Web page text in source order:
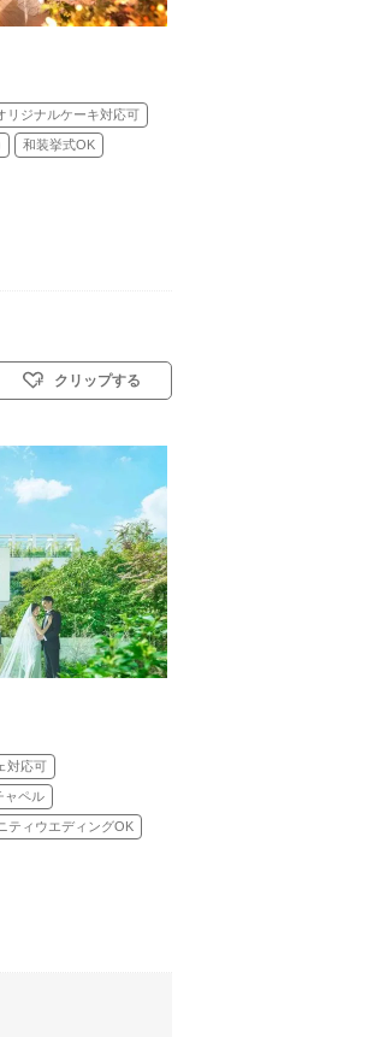
リジナルケーキ対応可
和装挙式OK
和装人前式
クリップする
対応可
ャペル
ティウエディングOK